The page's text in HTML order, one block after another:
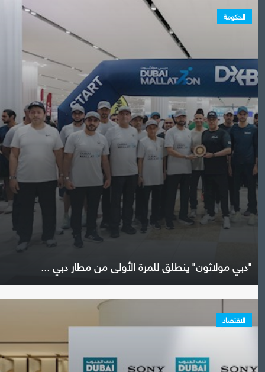
الحكومة
"دبي مولاثون" ينطلق للمرة الأولى من مطار دبي ...
الاقتصاد